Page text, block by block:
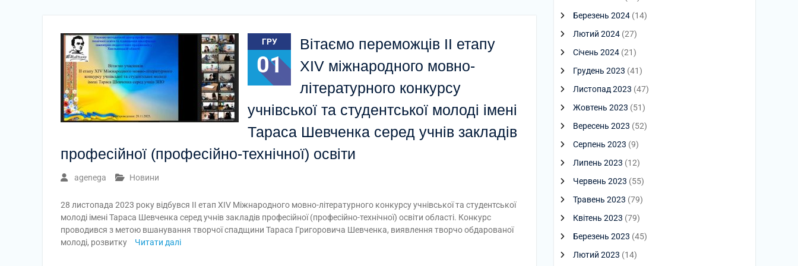
ГРУ
01
Вітаємо переможців ІІ етапу
ХІV міжнародного мовно-
літературного конкурсу
учнівської та студентської молоді імені
Тараса Шевченка серед учнів закладів
професійної (професійно-технічної) освіти
agenega Новини
28 листопада 2023 року відбувся ІІ етап ХІV Міжнародного мовно-літературного конкурсу учнівської та студентської
молоді імені Тараса Шевченка серед учнів закладів професійної (професійно-технічної) освіти області. Конкурс
проводився з метою вшанування творчої спадщини Тараса Григоровича Шевченка, виявлення творчо обдарованої
молоді, розвитку
Читати далі
Березень 2024 (14)
Лютий 2024 (27)
Січень 2024 (21)
Грудень 2023 (41)
Листопад 2023 (47)
Жовтень 2023 (51)
Вересень 2023 (52)
Серпень 2023 (9)
Липень 2023 (12)
Червень 2023 (55)
Травень 2023 (79)
Квітень 2023 (79)
Березень 2023 (45)
Лютий 2023 (14)